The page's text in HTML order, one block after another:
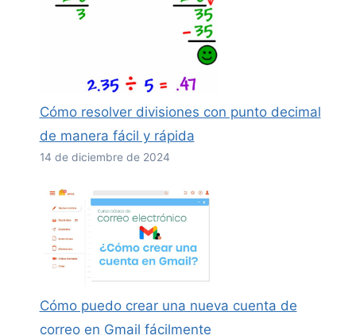
Cómo resolver divisiones con punto decimal
de manera fácil y rápida
14 de diciembre de 2024
Cómo puedo crear una nueva cuenta de
correo en Gmail fácilmente